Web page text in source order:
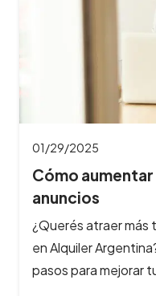
01/03/2025
Llegó
redes sociales…
Con la llegada del
para aumentar tus
Alquiler Argentina,